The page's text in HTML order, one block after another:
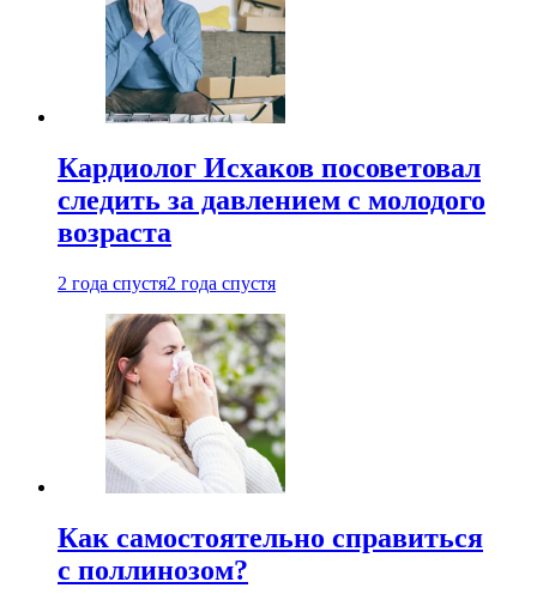
Кардиолог Исхаков посоветовал
следить за давлением с молодого
возраста
2 года спустя2 года спустя
Как самостоятельно справиться
с поллинозом?